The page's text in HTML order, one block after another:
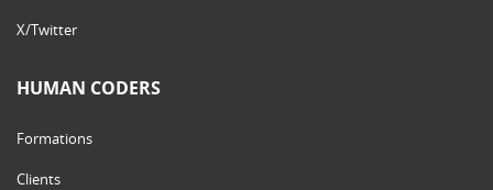
X/Twitter
HUMAN CODERS
Formations
Clients